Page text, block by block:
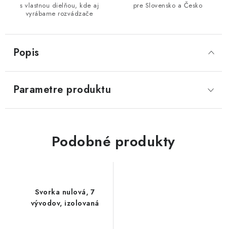
s vlastnou dielňou, kde aj
vyrábame rozvádzače
pre Slovensko a Česko
Popis
Parametre produktu
Podobné produkty
Svorka nulová, 7
vývodov, izolovaná